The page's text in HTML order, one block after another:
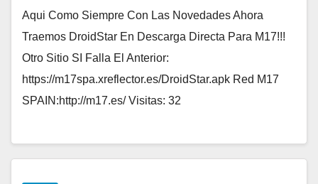
Aqui Como Siempre Con Las Novedades Ahora
Traemos DroidStar En Descarga Directa Para M17!!!
Otro Sitio SI Falla El Anterior:
https://m17spa.xreflector.es/DroidStar.apk Red M17
SPAIN:http://m17.es/ Visitas: 32